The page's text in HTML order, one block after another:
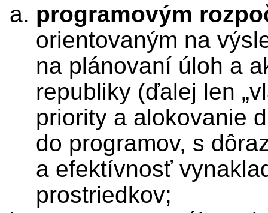
programovým
orientovaným na
na plánovaní úloh a
republiky (ďalej len
priority a alokovanie
do programov, s
a efektívnosť
prostriedkov;